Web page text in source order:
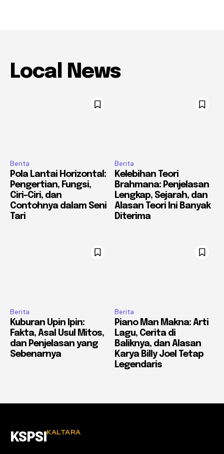
Local News
Berita
Pola Lantai Horizontal:
Pengertian, Fungsi,
Ciri-Ciri, dan
Contohnya dalam Seni
Tari
Berita
Kelebihan Teori
Brahmana: Penjelasan
Lengkap, Sejarah, dan
Alasan Teori Ini Banyak
Diterima
Berita
Kuburan Upin Ipin:
Fakta, Asal Usul Mitos,
dan Penjelasan yang
Sebenarnya
Berita
Piano Man Makna: Arti
Lagu, Cerita di
Baliknya, dan Alasan
Karya Billy Joel Tetap
Legendaris
KSPSI KALTARA